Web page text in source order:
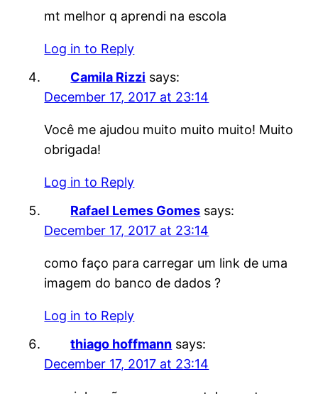
mt melhor q aprendi na escola
Log in to Reply
Camila Rizzi says:
December 17, 2017 at 23:14
Você me ajudou muito muito muito! Muito
obrigada!
Log in to Reply
Rafael Lemes Gomes says:
December 17, 2017 at 23:14
como faço para carregar um link de uma
imagem do banco de dados ?
Log in to Reply
thiago hoffmann says:
December 17, 2017 at 23:14